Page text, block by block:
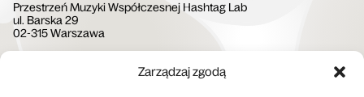
Zarządzaj zgodą
Przestrzeń Muzyki Współczesnej Hashtag Lab
ul. Barska 29
02-315 Warszawa